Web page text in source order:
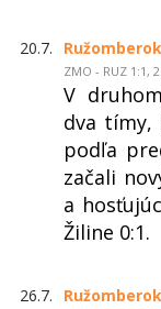
20.7.
ZMO - RUZ 1:1,
V
dva tímy,
podľa
začali
a
Žiline 0:1.
26.7.